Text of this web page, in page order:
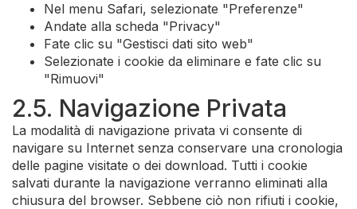
Nel menu Safari, selezionate "Preferenze"
Andate alla scheda "Privacy"
Fate clic su "Gestisci dati sito web"
Selezionate i cookie da eliminare e fate clic su
"Rimuovi"
2.5. Navigazione Privata
La modalità di navigazione privata vi consente di
navigare su Internet senza conservare una cronologia
delle pagine visitate o dei download. Tutti i cookie
salvati durante la navigazione verranno eliminati alla
chiusura del browser. Sebbene ciò non rifiuti i cookie,